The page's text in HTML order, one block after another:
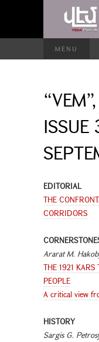
MENU
ISSUE
EDITORIAL
THE
CORRIDORS
Ararat M.
THE 1921 KARS
PEOPLE
A critical view
HISTORY
Sargis G.